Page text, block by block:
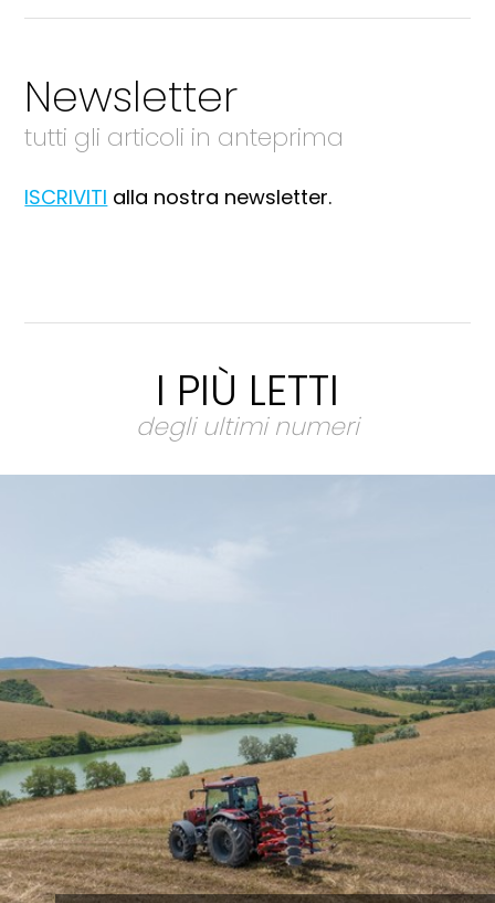
Newsletter
tutti gli articoli in anteprima
ISCRIVITI alla nostra newsletter.
I PIÙ LETTI
degli ultimi numeri